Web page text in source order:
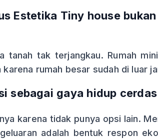
Estetika Tiny house
tanah tak terjangkau. Rumah
rumah besar sudah di luar
sebagai gaya hidup cerdas
karena tidak punya opsi lain.
adalah bentuk respon